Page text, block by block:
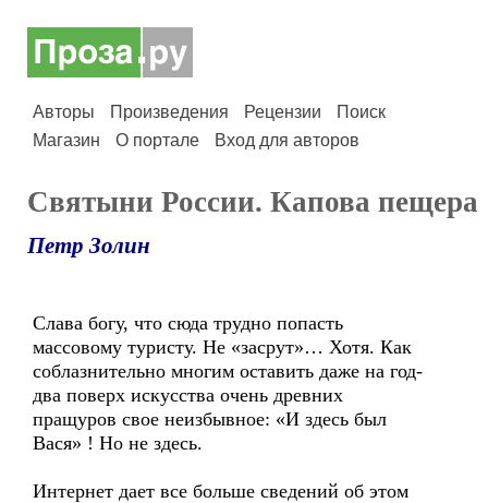
Авторы Произведения Рецензии
Поиск
Магазин
О портале Вход для авторов
Святыни России. Капова пещера
Петр Золин
Слава богу, что сюда трудно попасть
массовому туристу. Не «засрут»… Хотя. Как
соблазнительно многим оставить даже на год-
два поверх искусства очень древних
пращуров свое неизбывное: «И здесь был
Вася» ! Но не здесь.
Интернет дает все больше сведений об этом